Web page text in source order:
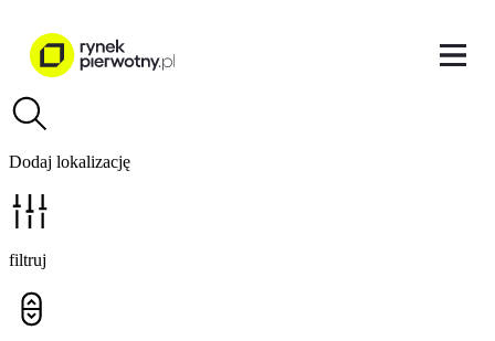
Dodaj lokalizację
filtruj